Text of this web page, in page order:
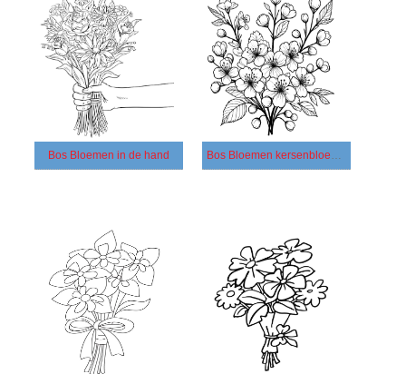
Bos Bloemen in de hand Bos Bloemen kersenbloesems